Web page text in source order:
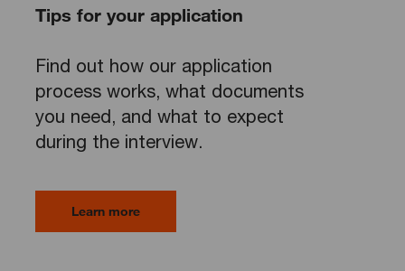
Tips for your application
Find out how our application
process works, what documents
you need, and what to expect
during the interview.
Learn more